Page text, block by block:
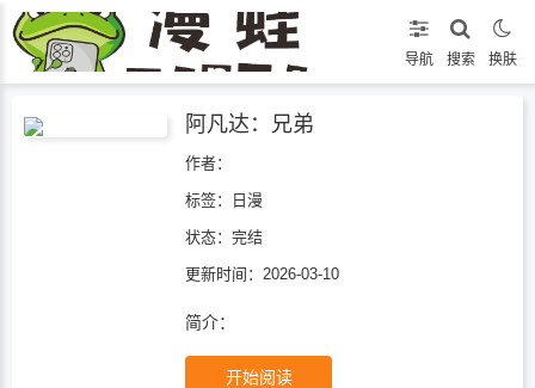
导航 搜索 换肤
阿凡达：兄弟
作者：
标签： 日漫
状态： 完结
更新时间：2026-03-10
简介：
开始阅读